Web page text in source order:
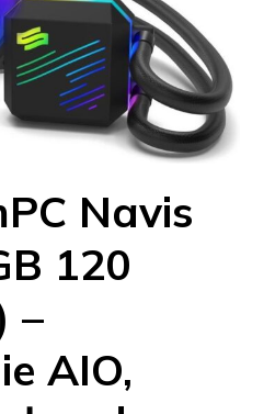
Navis
120
–
AIO,